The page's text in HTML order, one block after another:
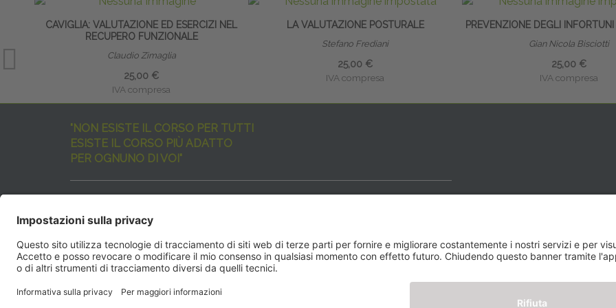
CAVIGLIA: VALUTAZIONE ED ESERCIZI NEL
RECUPERO FUNZIONALE
Claudio Zimaglia
25,00 €
IVA compresa
LA VALUTAZIONE POSTURALE
Stefano Frediani
25,00 €
IVA compresa
PREVENZIONE DEGLI
Gian Nicola Bisciotti
25,00 €
IVA compresa
"NON ESISTE IL CORSO PER TUTTI
ESISTE IL CORSO PIÙ ADATTO
PER OGNUNO DI VOI"
ma rispondenti a diverse esigenze formative
e di aggiornamento professionale.
EdiAcademyvuole aiutarvi nella scelta dell’evento ideale
SEGUICI QUI: